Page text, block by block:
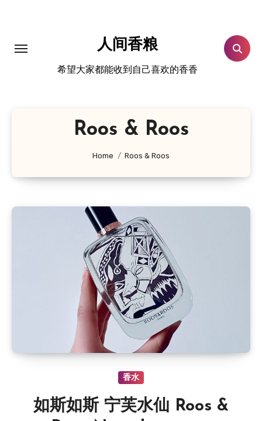
人间香粮
希望大家都能收到自己喜欢的香香
Roos & Roos
Home Roos & Roos
香水
如斯如斯 宁芙水仙 Roos &